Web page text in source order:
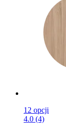
12 opcji
4.0 (4)